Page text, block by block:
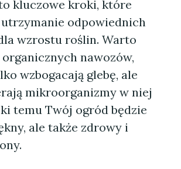
kluczowe kroki, które
odpowiednich
wzrostu roślin. Warto
nawozów,
wzbogacają glebę, ale
mikroorganizmy w niej
temu Twój ogród będzie
ale także zdrowy i